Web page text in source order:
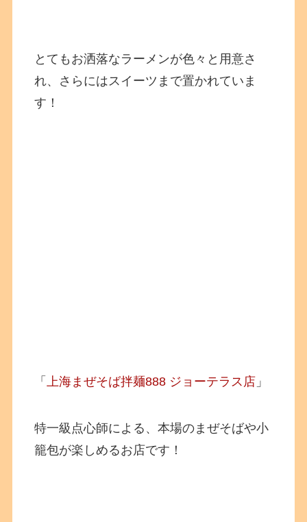
とてもお洒落なラーメンが色々と用意さ
れ、さらにはスイーツまで置かれていま
す！
「上海まぜそば拌麺888 ジョーテラス店 」
特一級点心師による、本場のまぜそばや小
籠包が楽しめるお店です！